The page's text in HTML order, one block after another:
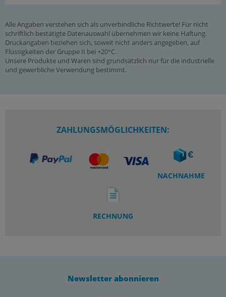
Alle Angaben verstehen sich als unverbindliche Richtwerte! Für nicht
schriftlich bestätigte Datenauswahl übernehmen wir keine Haftung.
Druckangaben beziehen sich, soweit nicht anders angegeben, auf
Flüssigkeiten der Gruppe II bei +20°C.
Unsere Produkte und Waren sind grundsätzlich nur für die industrielle
und gewerbliche Verwendung bestimmt.
ZAHLUNGSMÖGLICHKEITEN:
NACHNAHME
RECHNUNG
Newsletter abonnieren